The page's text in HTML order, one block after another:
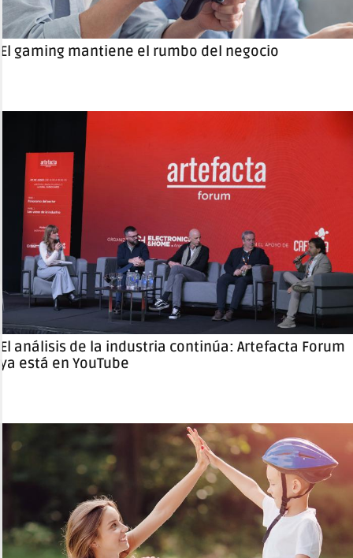
El gaming mantiene el rumbo del negocio
El análisis de la industria continúa: Artefacta Forum
ya está en YouTube